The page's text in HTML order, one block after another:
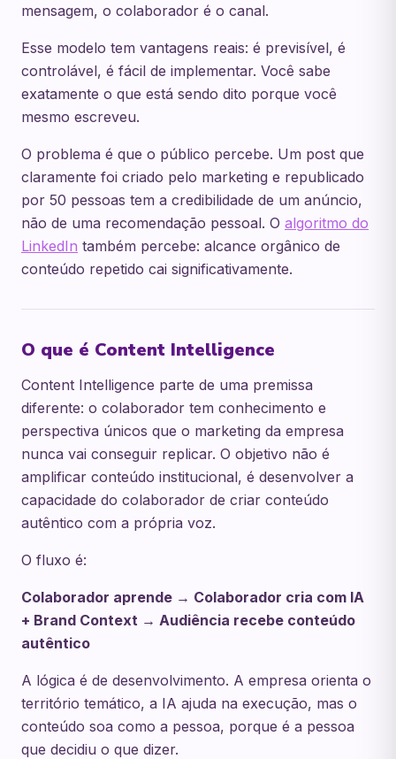
mensagem, o colaborador é o canal.
Esse modelo tem vantagens reais: é previsível, é
controlável, é fácil de implementar. Você sabe
exatamente o que está sendo dito porque você
mesmo escreveu.
O problema é que o público percebe. Um post que
claramente foi criado pelo marketing e republicado
por 50 pessoas tem a credibilidade de um anúncio,
não de uma recomendação pessoal. O algoritmo do
LinkedIn também percebe: alcance orgânico de
conteúdo repetido cai significativamente.
O que é Content Intelligence
Content Intelligence parte de uma premissa
diferente: o colaborador tem conhecimento e
perspectiva únicos que o marketing da empresa
nunca vai conseguir replicar. O objetivo não é
amplificar conteúdo institucional, é desenvolver a
capacidade do colaborador de criar conteúdo
autêntico com a própria voz.
O fluxo é:
Colaborador aprende → Colaborador cria com IA
+ Brand Context → Audiência recebe conteúdo
autêntico
A lógica é de desenvolvimento. A empresa orienta o
território temático, a IA ajuda na execução, mas o
conteúdo soa como a pessoa, porque é a pessoa
que decidiu o que dizer.